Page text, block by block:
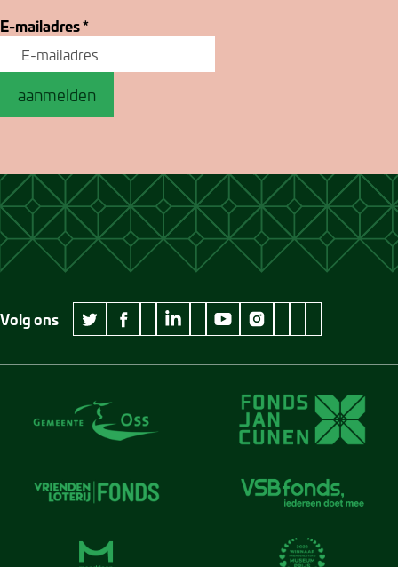
E-mailadres*
aanmelden
Volg ons
twitter Museum Jan Cunen
facebook Museum Jan Cunen
wikipedia Museum Jan Cunen
linkedin Museum Jan Cunen
googleplus Museum Jan Cunen
youtube Museum Jan Cunen
instagram Museum